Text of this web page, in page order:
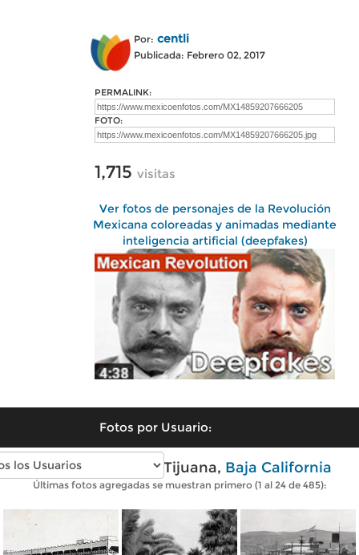
Por: centli
Publicada: Febrero 02, 2017
PERMALINK:
FOTO:
1,715 visitas
Ver fotos de personajes de la Revolución
Mexicana coloreadas y animadas mediante
inteligencia artificial (deepfakes)
Fotos por Usuario:
Fotos antiguas de Tijuana, Baja California
Últimas fotos agregadas se muestran primero (1 al 24 de 485):